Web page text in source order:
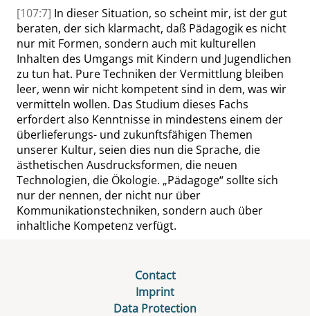
[107:7] In dieser Situation, so scheint mir, ist der gut
beraten, der sich klarmacht, daß Pädagogik es nicht
nur mit Formen, sondern auch mit kulturellen
Inhalten des Umgangs mit Kindern und Jugendlichen
zu tun hat. Pure Techniken der Vermittlung bleiben
leer, wenn wir nicht kompetent sind in dem, was wir
vermitteln wollen. Das Studium dieses Fachs
erfordert also Kenntnisse in mindestens einem der
überlieferungs- und zukunftsfähigen Themen
unserer Kultur, seien dies nun die Sprache, die
ästhetischen Ausdrucksformen, die neuen
Technologien, die Ökologie. „Pädagoge“sollte sich
nur der nennen, der nicht nur über
Kommunikationstechniken, sondern auch über
inhaltliche Kompetenz verfügt.
Contact
Imprint
Data Protection